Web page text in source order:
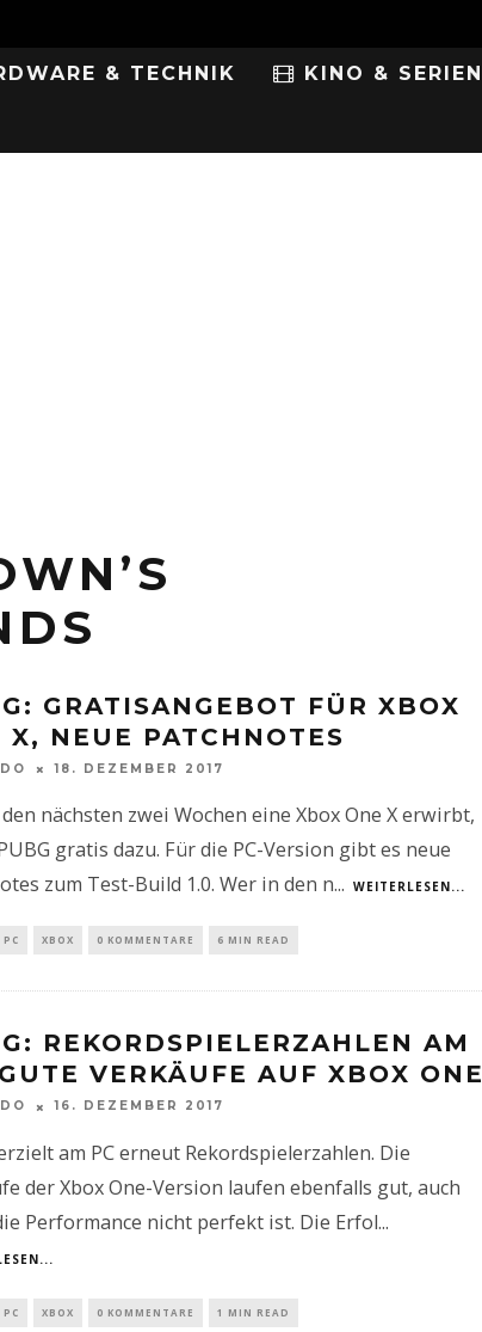
& TECHNIK KINO & SERIEN
GRATISANGEBOT FÜR XBOX
X, NEUE PATCHNOTES
18. DEZEMBER 2017
nächsten zwei Wochen eine Xbox One X erwirbt,
gratis dazu. Für die PC-Version gibt es neue
zum Test-Build 1.0. Wer in den n... WEITERLESEN...
PC XBOX 0 KOMMENTARE 6 MIN READ
REKORDSPIELERZAHLEN AM
VERKÄUFE AUF XBOX ONE
16. DEZEMBER 2017
am PC erneut Rekordspielerzahlen. Die
der Xbox One-Version laufen ebenfalls gut, auch
Performance nicht perfekt ist. Die Erfol...
PC XBOX 0 KOMMENTARE 1 MIN READ